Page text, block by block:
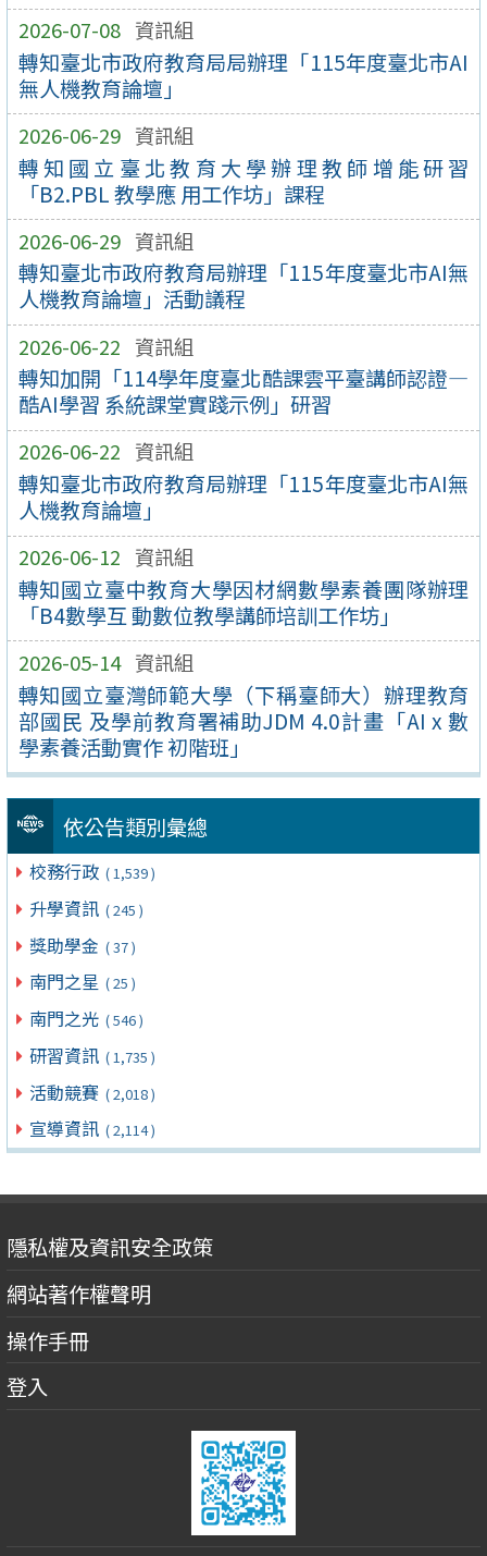
2026-07-08 資訊組
轉知臺北市政府教育局局辦理「115年度臺北市AI
無人機教育論壇」
2026-06-29 資訊組
轉知國立臺北教育大學辦理教師增能研習
「B2.PBL 教學應 用工作坊」課程
2026-06-29 資訊組
轉知臺北市政府教育局辦理「115年度臺北市AI無
人機教育論壇」活動議程
2026-06-22 資訊組
轉知加開「114學年度臺北酷課雲平臺講師認證—
酷AI學習 系統課堂實踐示例」研習
2026-06-22 資訊組
轉知臺北市政府教育局辦理「115年度臺北市AI無
人機教育論壇」
2026-06-12 資訊組
轉知國立臺中教育大學因材網數學素養團隊辦理
「B4數學互 動數位教學講師培訓工作坊」
2026-05-14 資訊組
轉知國立臺灣師範大學（下稱臺師大）辦理教育
部國民 及學前教育署補助JDM 4.0計畫「AI x 數
學素養活動實作 初階班」
依公告類別彙總
校務行政 ( 1,539 )
升學資訊 ( 245 )
獎助學金 ( 37 )
南門之星 ( 25 )
南門之光 ( 546 )
研習資訊 ( 1,735 )
活動競賽 ( 2,018 )
宣導資訊 ( 2,114 )
隱私權及資訊安全政策
網站著作權聲明
操作手冊
登入